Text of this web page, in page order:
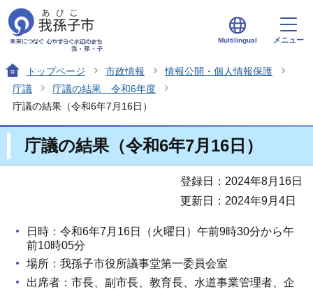
Multilingual メニュー
トップページ 市政情報
情報公開・個人情報保護
庁議
庁議の結果 令和6年度
庁議の結果（令和6年7月16日）
庁議の結果（令和6年7月16日）
登録日：2024年8月16日
更新日：2024年9月4日
日時：令和6年7月16日（火曜日）午前9時30分から午
前10時05分
場所：我孫子市役所議事堂第一委員会室
出席者：市長、副市長、教育長、水道事業管理者、企